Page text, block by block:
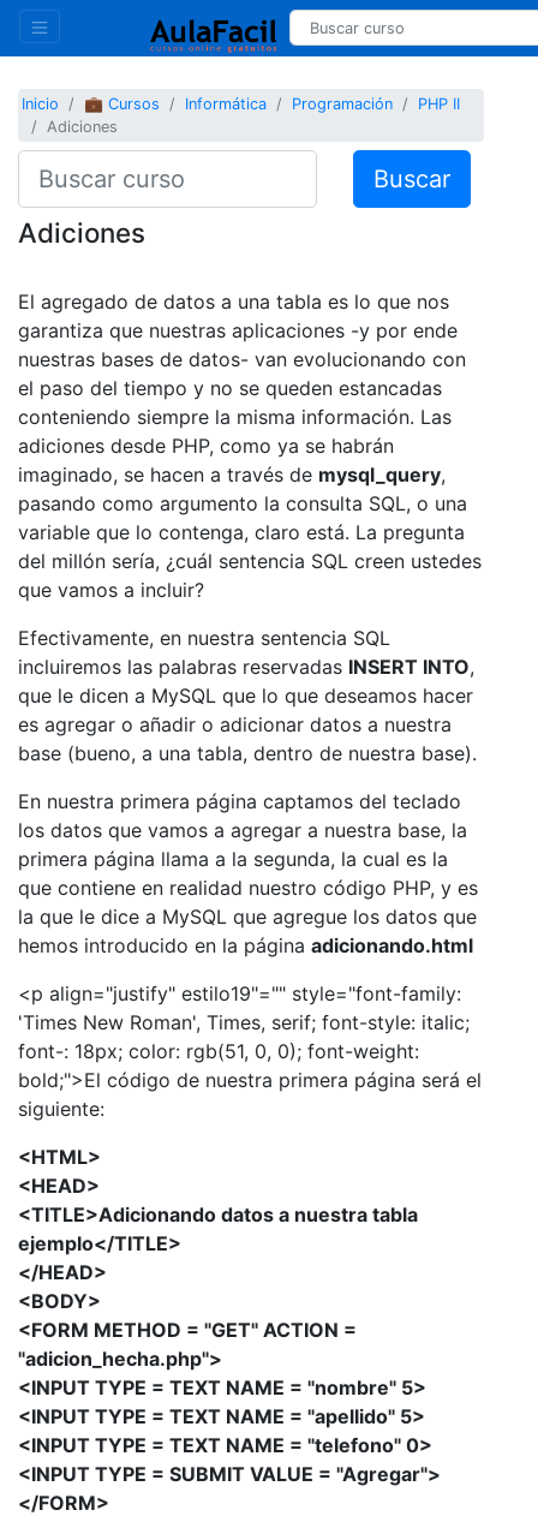
Inicio 💼 Cursos Informática Programación
PHP II
Adiciones
Buscar
Adiciones
El agregado de datos a una tabla es lo que nos
garantiza que nuestras aplicaciones -y por ende
nuestras bases de datos- van evolucionando con
el paso del tiempo y no se queden estancadas
conteniendo siempre la misma información. Las
adiciones desde PHP, como ya se habrán
imaginado, se hacen a través de mysql_query,
pasando como argumento la consulta SQL, o una
variable que lo contenga, claro está. La pregunta
del millón sería, ¿cuál sentencia SQL creen ustedes
que vamos a incluir?
Efectivamente, en nuestra sentencia SQL
incluiremos las palabras reservadas INSERT INTO,
que le dicen a MySQL que lo que deseamos hacer
es agregar o añadir o adicionar datos a nuestra
base (bueno, a una tabla, dentro de nuestra base).
En nuestra primera página captamos del teclado
los datos que vamos a agregar a nuestra base, la
primera página llama a la segunda, la cual es la
que contiene en realidad nuestro código PHP, y es
la que le dice a MySQL que agregue los datos que
hemos introducido en la página adicionando.html
<p align="justify" estilo19"="" style="font-family:
'Times New Roman', Times, serif; font-style: italic;
font-: 18px; color: rgb(51, 0, 0); font-weight:
bold;">El código de nuestra primera página será el
siguiente:
<HTML>
<HEAD>
<TITLE>Adicionando datos a nuestra tabla
ejemplo</TITLE>
</HEAD>
<BODY>
<FORM METHOD = "GET" ACTION =
"adicion_hecha.php">
<INPUT TYPE = TEXT NAME = "nombre" 5>
<INPUT TYPE = TEXT NAME = "apellido" 5>
<INPUT TYPE = TEXT NAME = "telefono" 0>
<INPUT TYPE = SUBMIT VALUE = "Agregar">
</FORM>